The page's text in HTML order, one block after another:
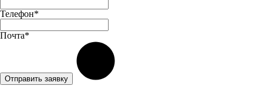
Телефон*
Почта*
Отправить заявку